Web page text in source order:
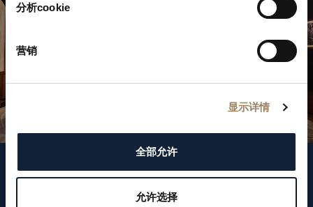
分析cookie
营销
显示详情
全部允许
允许选择
关注我们